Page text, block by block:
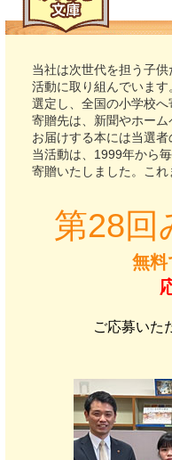
当社は次世代を担う子
活動に取り組んでいま
選定し、全国の小学校へ
寄贈先は、新聞やホーム
お届けする本には当選者
当活動は、1999年から
寄贈いたしました。こ
第28回
無料
ご応募いた